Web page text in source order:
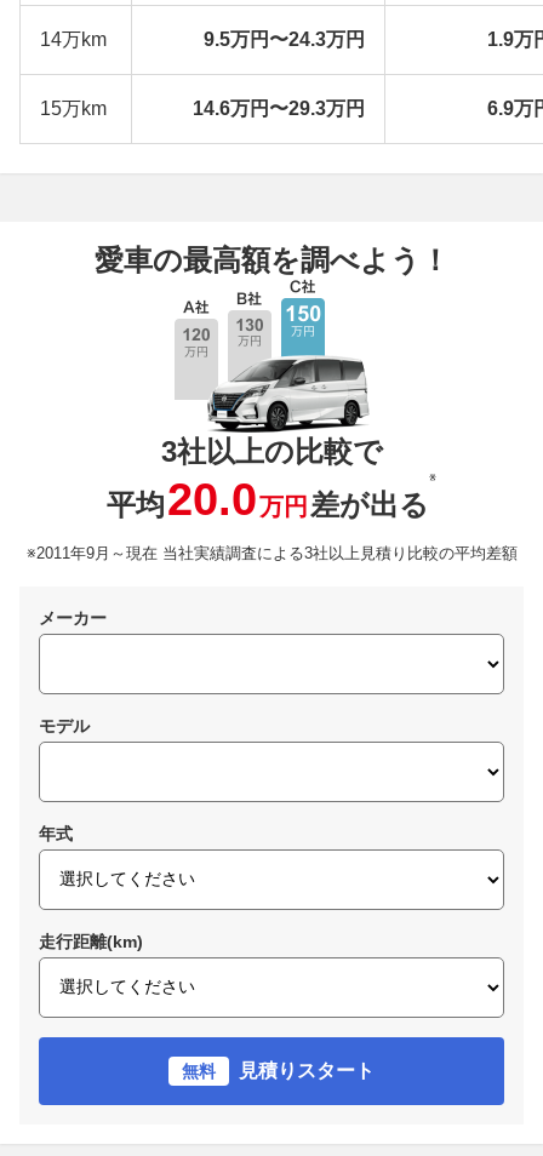
14万km 9.5万円〜24.3万円 1.9万
15万km 14.6万円〜29.3万円 6.9万
愛車の最高額を調べよう！
3社以上の比較で
平均20.0万円 差が出る
※
※2011年9月～現在 当社実績調査による3社以上見積り比較の平均差額
メーカー
モデル
年式
走行距離(km)
無料 見積りスタート